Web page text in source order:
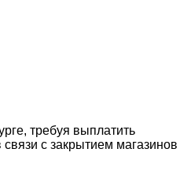
требуя выплатить
с закрытием магазинов